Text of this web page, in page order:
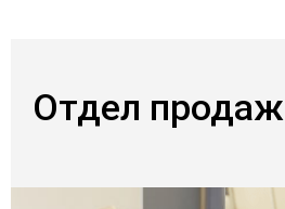
Отдел продаж